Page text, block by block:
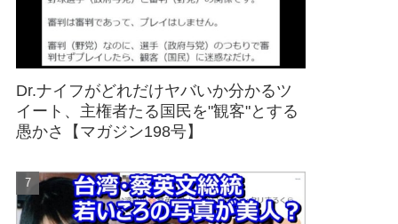
Dr.ナイフがどれだけヤバいか分かるツ
イート、主権者たる国民を"観客"とする
愚かさ【マガジン198号】